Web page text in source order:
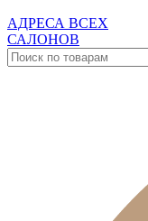
АДРЕСА ВСЕХ
САЛОНОВ